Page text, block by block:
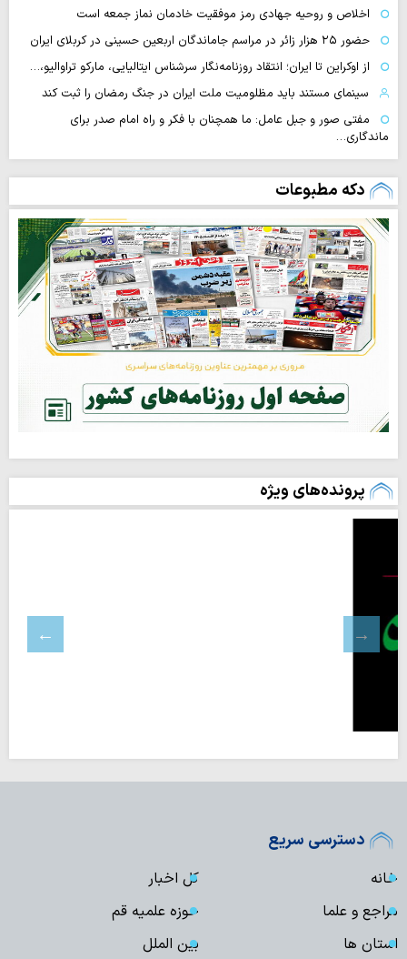
اخلاص و روحیه جهادی رمز موفقیت خادمان نماز جمعه است
حضور ۲۵ هزار زائر در مراسم جاماندگان اربعین حسینی در کربلای ایران
از اوکراین تا ایران؛ انتقاد روزنامه‌نگار سرشناس ایتالیایی، مارکو تراوالیو،…
سینمای مستند باید مظلومیت ملت ایران در جنگ رمضان را ثبت کند
مفتی صور و جبل عامل: ما همچنان با فکر و راه امام صدر برای
ماندگاری…
دکه مطبوعات
پرونده‌های ویژه
دسترسی سریع
خانه
کل اخبار
مراجع و علما
حوزه علمیه قم
استان ها
بین الملل